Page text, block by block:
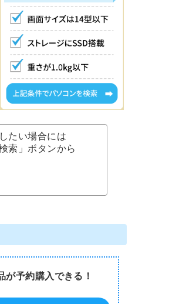
たい場合には
索」ボタンから
が予約購入できる！